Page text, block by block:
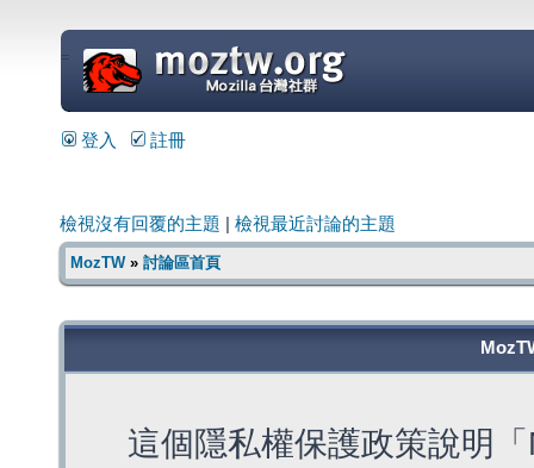
=
登入 註冊
檢視沒有回覆的主題 檢視最近討論的主題
MozTW» 討論區首頁
這個隱私權保護政策說明